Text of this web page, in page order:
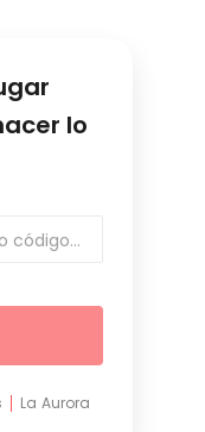
lo
postal
La Aurora